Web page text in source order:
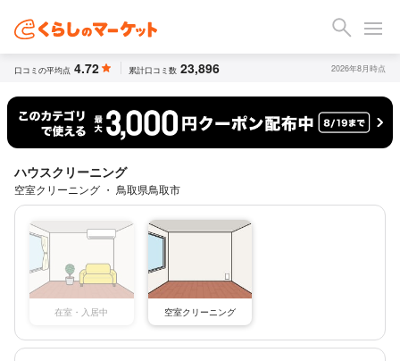
口コミの平均点 4.72 累計口コミ数 23,896 2026年8月時点
ハウスクリーニング
空室クリーニング ・ 鳥取県鳥取市
在室・入居中 空室クリーニング